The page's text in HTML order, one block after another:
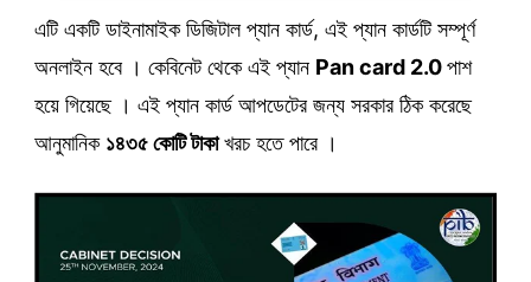
এটি একটি ডাইনামাইক ডিজিটাল প্যান কার্ড, এই প্যান কার্ডটি সম্পূর্ণ
অনলাইন হবে । কেবিনেট থেকে এই প্যান Pan card 2.0পাশ
হয়ে গিয়েছে । এই প্যান কার্ড আপডেটের জন্য সরকার ঠিক করেছে
আনুমানিক ১৪৩৫ কোটি টাকাখরচ হতে পারে ।